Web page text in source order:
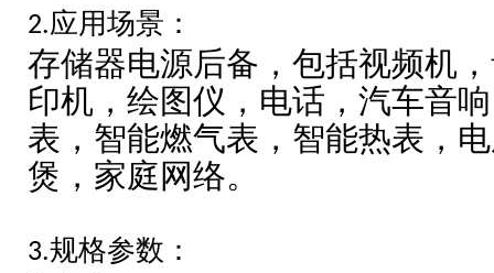
2.应用场景：
存储器电源后备，包括视频机
印机，绘图仪，电话，汽车音
表，智能燃气表，智能热表，
煲，家庭网络。
3.规格参数：